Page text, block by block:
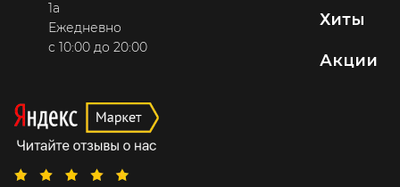
1а
Ежедневно
с 10:00 до 20:00
Хиты
Акции